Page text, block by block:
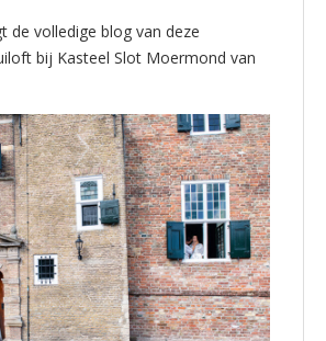
de volledige blog van deze
bij Kasteel Slot Moermond van